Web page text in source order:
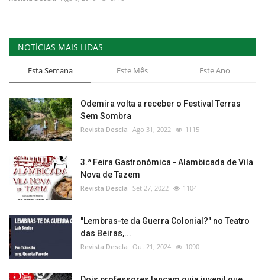
Saúde
Ficha técnica
Cultura
Lazer
Ambiente
NOTÍCIAS MAIS LIDAS
Esta Semana Este Mês Este Ano
Odemira volta a receber o Festival Terras
Sem Sombra
Revista Descla Ago 31, 2022 1115
3.ª Feira Gastronómica - Alambicada de Vila
Nova de Tazem
Revista Descla Set 27, 2022 1104
"Lembras-te da Guerra Colonial?" no Teatro
das Beiras,...
Revista Descla Out 21, 2024 1090